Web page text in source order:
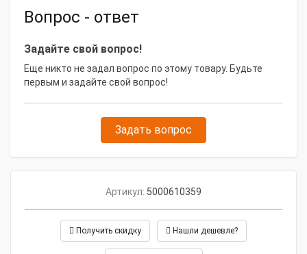
Вопрос - ответ
Задайте свой вопрос!
Еще никто не задал вопрос по этому товару. Будьте
первым и задайте свой вопрос!
Задать вопрос
Артикул: 5000610359
Получить скидку Нашли дешевле?